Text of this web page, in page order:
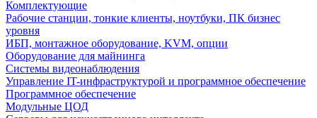
Комплектующие
Рабочие станции, тонкие клиенты, ноутбуки, ПК бизнес
уровня
ИБП, монтажное оборудование, KVM, опции
Оборудование для майнинга
Системы видеонаблюдения
Управление IT-инфраструктурой и программное обеспечение
Программное обеспечение
Модульные ЦОД